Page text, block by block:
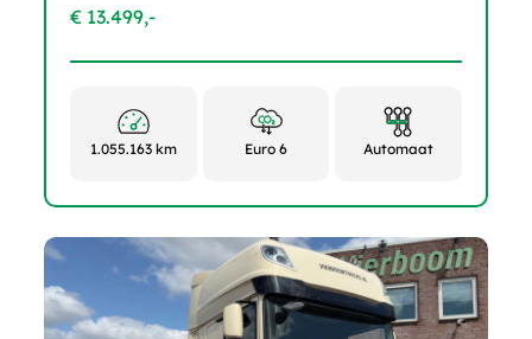
€ 13.499,-
1.055.163 km Euro 6 Automaat